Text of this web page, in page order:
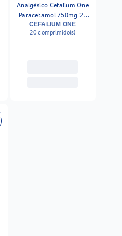
Analgésico Cefalium One
Paracetamol 750mg 20
Comprimidos
CEFALIUM ONE
20 comprimido(s)